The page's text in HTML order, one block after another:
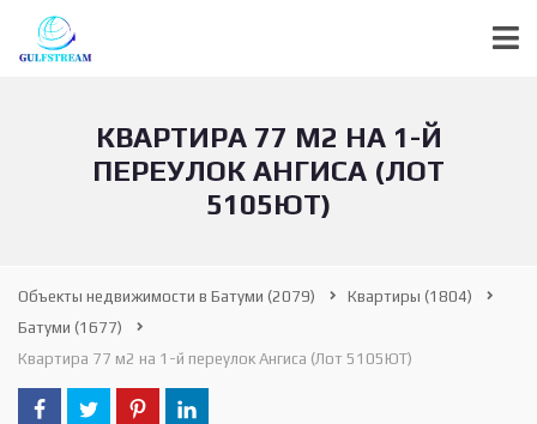
КВАРТИРА 77 М2 НА 1-Й
ПЕРЕУЛОК АНГИСА (ЛОТ
5105ЮТ)
Объекты недвижимости в Батуми (2079) Квартиры (1804)
Батуми (1677)
Квартира 77 м2 на 1-й переулок Ангиса (Лот 5105ЮТ)